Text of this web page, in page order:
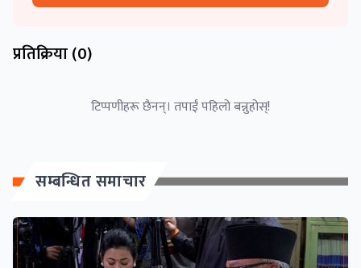
प्रतिक्रिया (0)
टिप्पणीहरू छैनन्। तपाईं पहिलो बन्नुहोस्!
सम्बन्धित समाचार